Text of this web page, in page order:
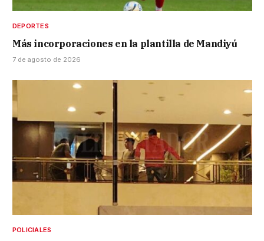
DEPORTES
Más incorporaciones en la plantilla de Mandiyú
7 de agosto de 2026
POLICIALES